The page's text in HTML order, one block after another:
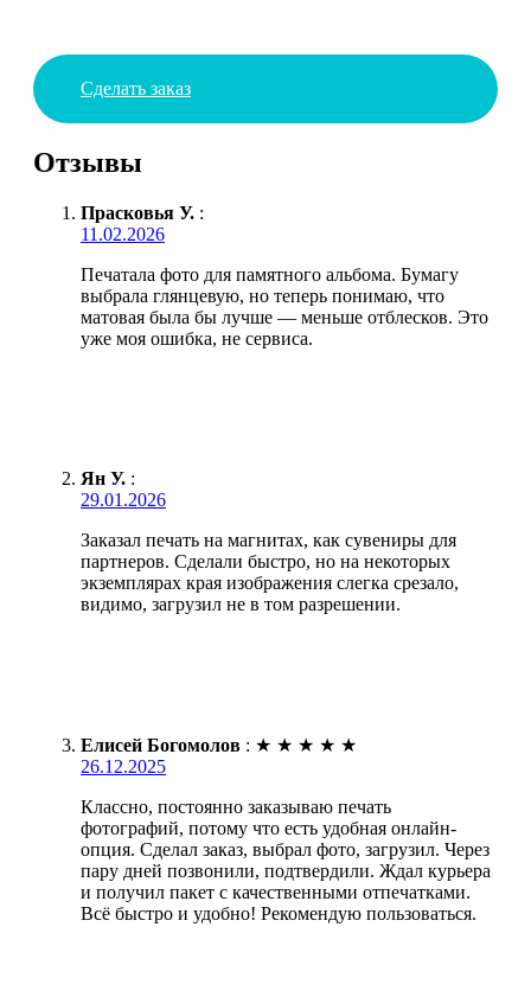
Сделать заказ
Отзывы
Прасковья У. :
11.02.2026
Печатала фото для памятного альбома. Бумагу
выбрала глянцевую, но теперь понимаю, что
матовая была бы лучше — меньше отблесков. Это
уже моя ошибка, не сервиса.
Ян У. :
29.01.2026
Заказал печать на магнитах, как сувениры для
партнеров. Сделали быстро, но на некоторых
экземплярах края изображения слегка срезало,
видимо, загрузил не в том разрешении.
Елисей Богомолов : ★ ★ ★ ★ ★
26.12.2025
Классно, постоянно заказываю печать
фотографий, потому что есть удобная онлайн-
опция. Сделал заказ, выбрал фото, загрузил. Через
пару дней позвонили, подтвердили. Ждал курьера
и получил пакет с качественными отпечатками.
Всё быстро и удобно! Рекомендую пользоваться.